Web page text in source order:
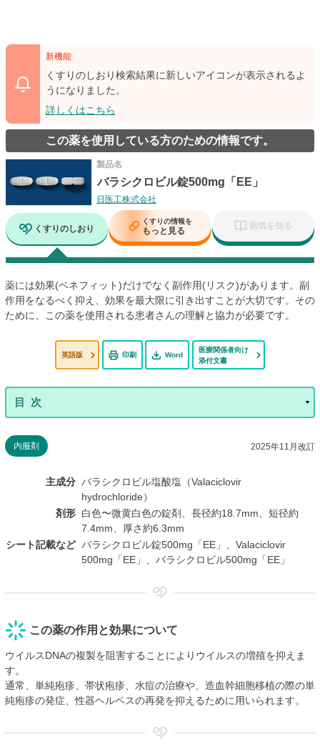
新機能
くすりのしおり検索結果に新しいアイコンが表示されるよ
うになりました。
詳しくはこちら
この薬を使用している方のための情報です。
製品名
バラシクロビル錠500mg「EE」
日医工株式会社
くすりのしおり
くすりの情報を
もっと見る 病気を知る
薬には効果(ベネフィット)だけでなく副作用(リスク)があります。副
作用をなるべく抑え、効果を最大限に引き出すことが大切です。その
ために、この薬を使用される患者さんの理解と協力が必要です。
英語版 印刷 Word
医療関係者向け
添付文書
内服剤 2025年11月改訂
主成分 バラシクロビル塩酸塩（Valaciclovir
hydrochloride）
剤形 白色〜微黄白色の錠剤、長径約18.7mm、短径約
7.4mm、厚さ約6.3mm
シート記載など バラシクロビル錠500mg「EE」、Valaciclovir
500mg「EE」、バラシクロビル500mg「EE」
この薬の作用と効果について
ウイルスDNAの複製を阻害することによりウイルスの増殖を抑えま
す。
通常、単純疱疹、帯状疱疹、水痘の治療や、造血幹細胞移植の際の単
純疱疹の発症、性器ヘルペスの再発を抑えるために用いられます。